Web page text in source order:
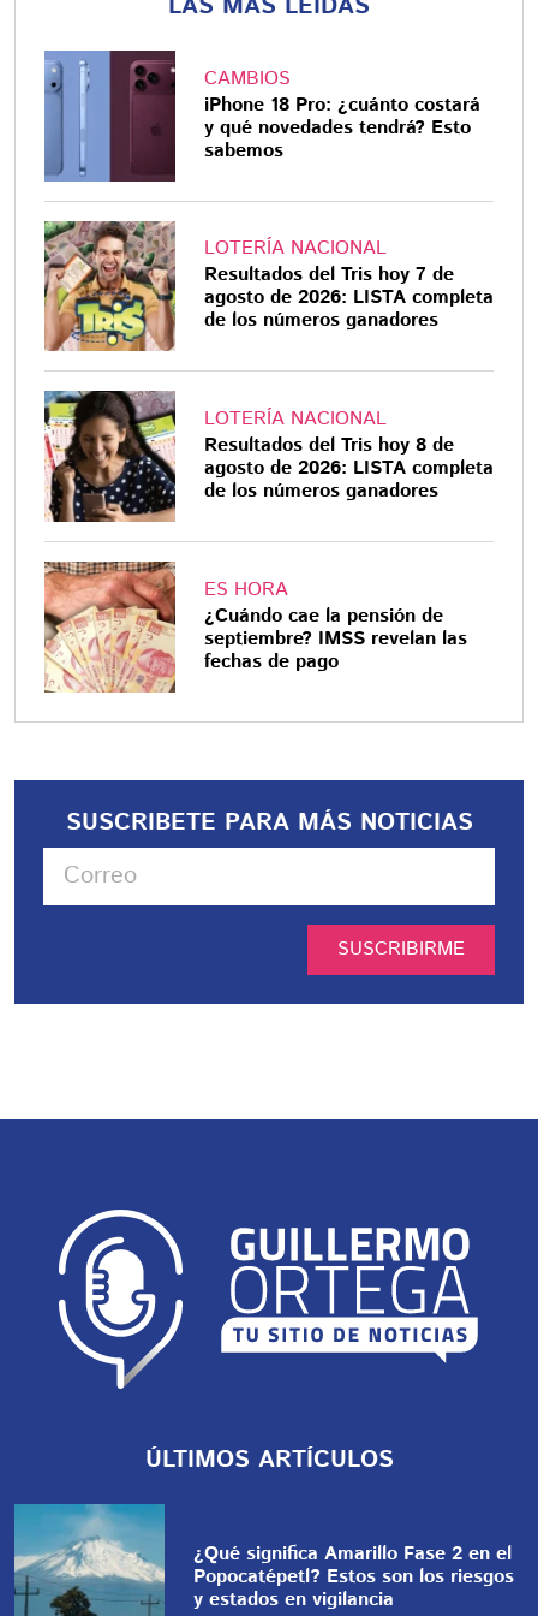
CAMBIOS
iPhone 18 Pro: ¿cuánto costará
y qué novedades tendrá? Esto
sabemos
LOTERÍA NACIONAL
Resultados del Tris hoy 7 de
agosto de 2026: LISTA completa
de los números ganadores
LOTERÍA NACIONAL
Resultados del Tris hoy 8 de
agosto de 2026: LISTA completa
de los números ganadores
ES HORA
¿Cuándo cae la pensión de
septiembre? IMSS revelan las
fechas de pago
SUSCRIBETE PARA MÁS NOTICIAS
SUSCRIBIRME
ÚLTIMOS ARTÍCULOS
¿Qué significa Amarillo Fase 2 en el
Popocatépetl? Estos son los riesgos
y estados en vigilancia